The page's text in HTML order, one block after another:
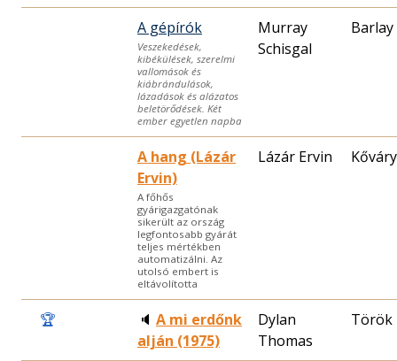
A gépírók
Veszekedések,
kibékülések, szerelmi
vallomások és
kiábrándulások,
lázadások és alázatos
beletörődések. Két
ember egyetlen napba
Murray
Schisgal
Barlay
A hang (Lázár
Ervin)
A főhős
gyárigazgatónak
sikerült az ország
legfontosabb gyárát
teljes mértékben
automatizálni. Az
utolsó embert is
eltávolította
Lázár Ervin
🏆 🔈 A mi erdőnk
alján (1975)
Dylan
Thomas
Török